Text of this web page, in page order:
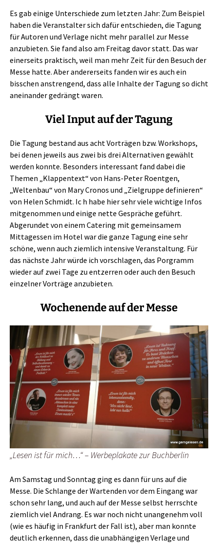
Es gab einige Unterschiede zum letzten Jahr: Zum Beispiel
haben die Veranstalter sich dafür entschieden, die Tagung
für Autoren und Verlage nicht mehr parallel zur Messe
anzubieten. Sie fand also am Freitag davor statt. Das war
einerseits praktisch, weil man mehr Zeit für den Besuch der
Messe hatte. Aber andererseits fanden wir es auch ein
bisschen anstrengend, dass alle Inhalte der Tagung so dicht
aneinander gedrängt waren.
Viel Input auf der Tagung
Die Tagung bestand aus acht Vorträgen bzw. Workshops,
bei denen jeweils aus zwei bis drei Alternativen gewählt
werden konnte. Besonders interessant fand dabei die
Themen „Klappentext“ von Hans-Peter Roentgen,
„Weltenbau“ von Mary Cronos und „Zielgruppe definieren“
von Helen Schmidt. Ic h habe hier sehr viele wichtige Infos
mitgenommen und einige nette Gespräche geführt.
Abgerundet von einem Catering mit gemeinsamem
Mittagessen im Hotel war die ganze Tagung eine sehr
schöne, wenn auch ziemlich intensive Veranstaltung. Für
das nächste Jahr würde ich vorschlagen, das Porgramm
wieder auf zwei Tage zu entzerren oder auch den Besuch
einzelner Vorträge anzubieten.
Wochenende auf der Messe
„Lesen ist für mich…“ – Werbeplakate zur Buchberlin
Am Samstag und Sonntag ging es dann für uns auf die
Messe. Die Schlange der Wartenden vor dem Eingang war
schon sehr lang, und auch auf der Messe selbst herrschte
ziemlich viel Andrang. Es war noch nicht unangenehm voll
(wie es häufig in Frankfurt der Fall ist), aber man konnte
deutlich erkennen, dass die unabhängigen Verlage und